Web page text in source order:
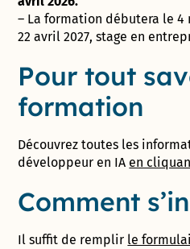
– La formation débutera le 4
22 avril 2027, stage en
Pour tout
formation
Découvrez toutes les
développeur en IA en
Comment
Il suffit de remplir le